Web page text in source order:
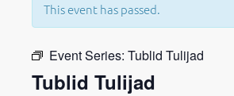
This event has passed.
Event Series: Tublid Tulijad
Tublid Tulijad